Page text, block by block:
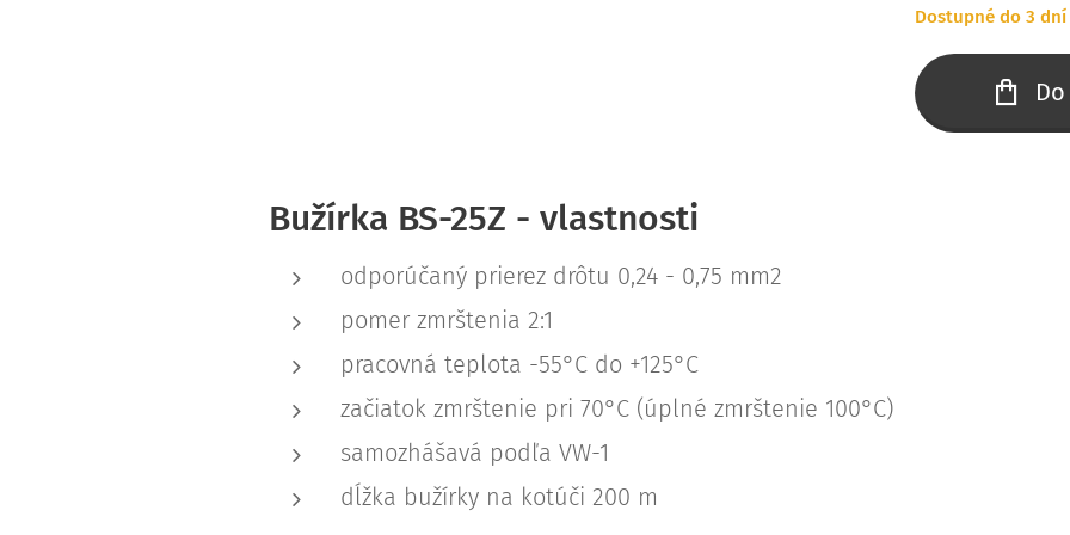
Dostupné do 3 dní
Bužírka BS-25Z - vlastnosti
odporúčaný prierez drôtu 0,24 - 0,75 mm2
pomer zmrštenia 2:1
pracovná teplota -55°C do +125°C
začiatok zmrštenie pri 70°C (úplné zmrštenie 100°C)
samozhášavá podľa VW-1
dĺžka bužírky na kotúči 200 m